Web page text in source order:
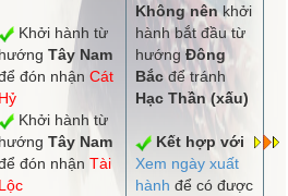
Khởi hành từ
hướng Tây Nam
đón nhận Cát
Hỷ
Khởi hành từ
hướng Tây Nam
đón nhận Tài
Lộc
Không nênkhởi
hành bắt đầu từ
hướngĐông
Bắcđể tránh
Hạc Thần (xấu)
Kết hợp với
Xem ngày xuất
hành để có được